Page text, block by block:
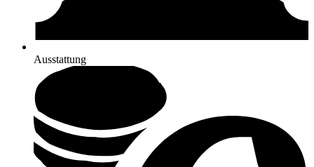
Ausstattung